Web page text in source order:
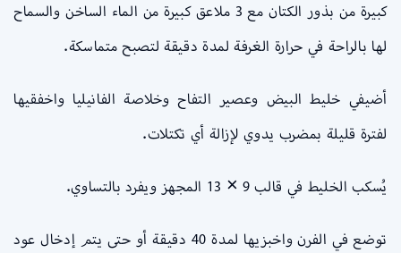
كبيرة من بذور الكتان مع 3 ملاعق كبيرة من الماء الساخن والسماح
لها بالراحة في حرارة الغرفة لمدة دقيقة لتصبح متماسكة.
أضيفي خليط البيض وعصير التفاح وخلاصة الفانيليا واخفقيها
لفترة قليلة بمضرب يدوي لإزالة أي تكتلات.
يُسكب الخليط في قالب 9 × 13 المجهز ويفرد بالتساوي.
توضع في الفرن واخبزيها لمدة 40 دقيقة أو حتى يتم إدخال عود